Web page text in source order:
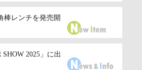
棒レンチを発売開
SHOW 2025」に出